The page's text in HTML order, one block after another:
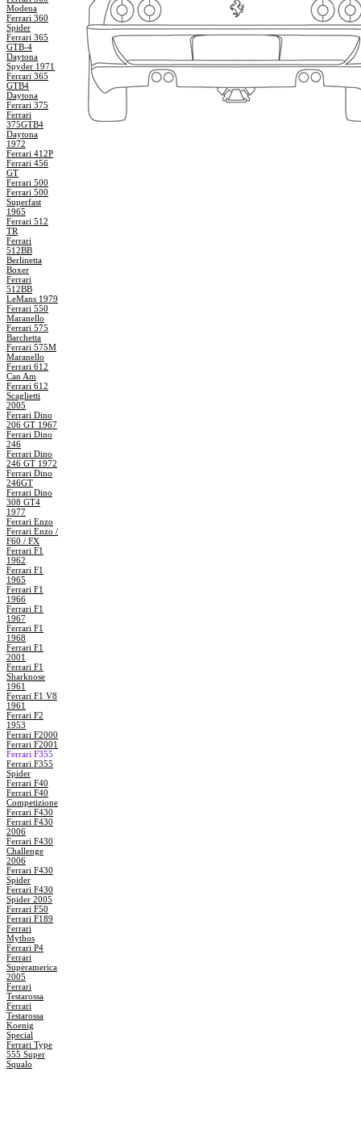
Modena
Ferrari 360
Spider
Ferrari 365
GTB-4
Daytona
Spyder 1971
Ferrari 365
GTB4
Daytona
Ferrari 375
Ferrari
375GTB4
Daytona
1972
Ferrari 412P
Ferrari 456
GT
Ferrari 500
Ferrari 500
Superfast
1965
Ferrari 512
TR
Ferrari
512BB
Berlinetta
Boxer
Ferrari
512BB
LeMans 1979
Ferrari 550
Maranello
Ferrari 575
Barchetta
Ferrari 575M
Maranello
Ferrari 612
Can Am
Ferrari 612
Scaglietti
2005
Ferrari Dino
206 GT 1967
Ferrari Dino
246
Ferrari Dino
246 GT 1972
Ferrari Dino
246GT
Ferrari Dino
308 GT4
1977
Ferrari Enzo
Ferrari Enzo /
F60 / FX
Ferrari F1
1962
Ferrari F1
1965
Ferrari F1
1966
Ferrari F1
1967
Ferrari F1
1968
Ferrari F1
2001
Ferrari F1
Sharknose
1961
Ferrari F1 V8
1961
Ferrari F2
1953
Ferrari F2000
Ferrari F2001
Ferrari F355
Ferrari F355
Spider
Ferrari F40
Ferrari F40
Competizione
Ferrari F430
Ferrari F430
2006
Ferrari F430
Challenge
2006
Ferrari F430
Spider
Ferrari F430
Spider 2005
Ferrari F50
Ferrari F189
Ferrari
Mythos
Ferrari P4
Ferrari
Superamerica
2005
Ferrari
Testarossa
Ferrari
Testarossa
Koenig
Special
Ferrari Type
555 Super
Squalo